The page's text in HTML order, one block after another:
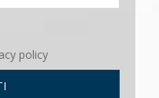
policy